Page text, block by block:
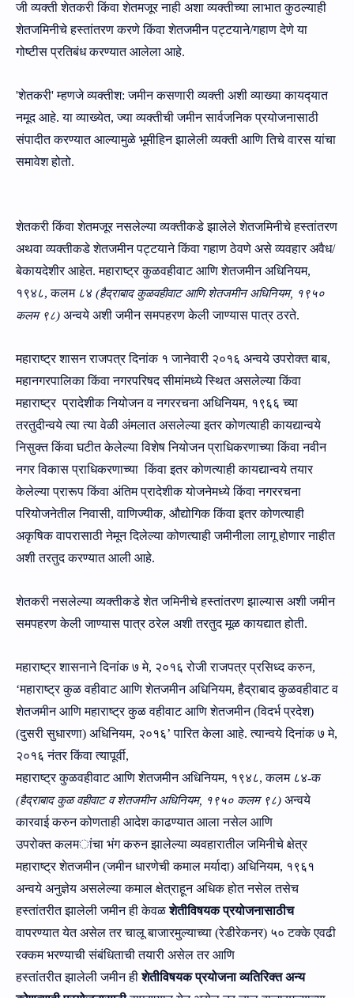
जी व्‍यक्‍ती शेतकरी किंवा शेतमजूर नाही अशा व्‍यक्‍तीच्‍या लाभात कुठल्‍याही
शेतजमिनीचे हस्‍तांतरण करणे किंवा शेतजमीन पट्टयाने/गहाणदेणे या
गोष्‍टीस प्रतिबंध करण्‍यात आलेला आहे.
'शेतकरी' म्‍हणजे व्‍यक्‍तीश: जमीन कसणारी व्‍यक्‍ती अशी व्‍याख्‍या कायद्‍यात
नमूद आहे.या व्‍याख्‍येत, ज्‍या व्‍यक्‍तीची जमीन सार्वजनिक प्रयोजनासाठी
संपादीत करण्‍यात आल्‍यामुळे भूमीहिन झालेली व्‍यक्‍ती आणि तिचे वारस यांचा
समावेश होतो.
शेतकरी किंवा शेतमजूर नसलेल्‍या व्‍यक्‍तीकडे झालेले शेतजमिनीचे हस्‍तांतरण
अथवा व्‍यक्‍तीकडे शेतजमीन पट्टयाने किंवा गहाण ठेवणे असे व्‍यवहार अवैध/
बेकायदेशीरआहेत. महाराष्‍ट्र कुळवहीवाट आणि शेतजमीन अधिनियम,
१९४८, कलम ८४ (हैद्राबाद कुळवहीवाट आणि शेतजमीन अधिनियम, १९५०
कलम ९८) अन्‍वये अशी जमीन समपहरण केली जाण्‍यास पात्र ठरते.
महाराष्‍ट्र शासन राजपत्र दिनांक १ जानेवारी २०१६ अन्‍वये उपरोक्‍त बाब,
महानगरपालिका किंवा नगरपरिषद सीमांमध्‍ये स्थित असलेल्‍या किंवा
महाराष्‍ट्र प्रादेशीक नियोजन व नगररचना अधिनियम, १९६६ च्‍या
तरतुदीन्‍वये त्‍या त्‍या वेळी अंमलात असलेल्‍या इतर कोणत्‍याही कायद्यान्‍वये
निसुक्‍त किंवा घटीत केलेल्‍या विशेष नियोजन प्राधिकरणाच्‍या किंवा नवीन
नगर विकास प्राधिकरणाच्‍या किंवा इतर कोणत्‍याही कायद्यान्‍वये तयार
केलेल्‍या प्रारूप किंवा अंतिम प्रादेशीक योजनेमध्‍ये किंवा नगररचना
परियोजनेतील निवासी,वाणिज्‍यीक, औद्योगिक किंवा इतर कोणत्‍याही
अकृषिक वापरासाठी नेमून दिलेल्‍या कोणत्‍याही जमीनीला लागू होणार नाहीत
अशी तरतुद करण्‍यात आली आहे.
शेतकरी नसलेल्‍या व्‍यक्‍तीकडे शेत जमिनीचे हस्‍तांतरण झाल्‍यास अशी जमीन
समपहरण केली जाण्‍यास पात्रठरेल अशी तरतुद मूळ कायद्यात होती.
महाराष्‍ट्र शासनाने दिनांक ७ मे, २०१६ रोजी राजपत्र प्रसिध्‍द करुन,
‘महाराष्‍ट्र कुळ वहीवाट आणि शेतजमीन अधिनियम, हैद्राबाद कुळवहीवाट व
शेतजमीन आणि महाराष्‍ट्र कुळ वहीवाट आणि शेतजमीन (विदर्भ प्रदेश)
(दुसरी सुधारणा) अधिनियम, २०१६’ पारित केला आहे. त्‍यान्‍वये दिनांक ७ मे,
२०१६ नंतर किंवा त्‍यापूर्वी,
महाराष्‍ट्र कुळवहीवाट आणि शेतजमीन अधिनियम, १९४८, कलम ८४-क
(हैद्राबाद कुळ वहीवाट व शेतजमीन अधिनियम, १९५० कलम ९८) अन्‍वये
कारवाई करुन कोणताही आदेश काढण्‍यात आला नसेल आणि
उपरोक्‍त कलमांचा भंग करुन झालेल्‍या व्‍यवहारातील जमिनीचे क्षेत्र
महाराष्‍ट्र शेतजमीन (जमीन धारणेची कमाल मर्यादा) अधिनियम, १९६१
अन्‍वये अनुज्ञेय असलेल्‍या कमाल क्षेत्राहून अधिक होत नसेलतसेच
हस्‍तांतरीत झालेली जमीन ही केवळशेतीविषय‍क प्रयोजनासाठीच
वापरण्‍यात येत असेल तर चालू बाजारमुल्‍याच्‍या (रेडीरेकनर) ५० टक्‍के एवढी
रक्‍कम भरण्‍याची संबंधिताची तयारी असेल तर आणि
हस्‍तांतरीत झालेली जमीन हीशेतीविषय‍क प्रयोजना व्‍यतिरिक्‍त अन्‍य